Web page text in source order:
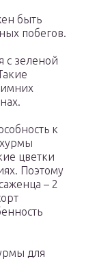
быть
побегов.
с зеленой
к
цветки
Поэтому
– 2
для